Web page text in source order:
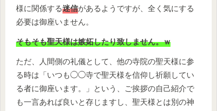
様に関係する迷信があるようですが、全く気にする
必要は御座いません。
そもそも聖天様は嫉妬したり致しません。ｗ
ただ、人間側の礼儀として、他の寺院の聖天様に参
る時は「いつも◯◯寺で聖天様を信仰し祈願してい
る者に御座います。」という、ご挨拶の自己紹介で
も一言あれば良いと存じますし、聖天様とは別の神